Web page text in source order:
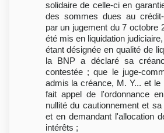
solidaire de celle-ci en
des sommes dues au
par un jugement du 7 octobre
été mis en liquidation
étant désignée en qualité de
la BNP a déclaré sa
contestée ; que le juge-
admis la créance, M. Y... et le
fait appel de l'ordonnance
nullité du cautionnement et sa
et en demandant l'allocation
intérêts ;